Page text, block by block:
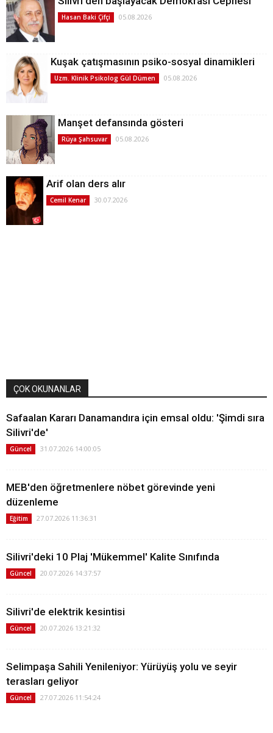
Hasan Baki Çifçi 05.08.2026
Kuşak çatışmasının psiko-sosyal dinamikleri
Uzm. Klinik Psikolog Gül Dümen 05.08.2026
Manşet defansında gösteri
Rüya Şahsuvar 05.08.2026
Arif olan ders alır
Cemil Kenar 30.07.2026
ÇOK OKUNANLAR
Safaalan Kararı Danamandıra için emsal oldu: 'Şimdi sıra
Silivri'de'
Güncel 31.07.2026 14:00:05
MEB'den öğretmenlere nöbet görevinde yeni
düzenleme
Eğitim 27.07.2026 11:36:31
Silivri'deki 10 Plaj 'Mükemmel' Kalite Sınıfında
Güncel 20.07.2026 14:37:57
Silivri'de elektrik kesintisi
Güncel 20.07.2026 13:21:32
Selimpaşa Sahili Yenileniyor: Yürüyüş yolu ve seyir
terasları geliyor
Güncel 27.07.2026 11:54:24